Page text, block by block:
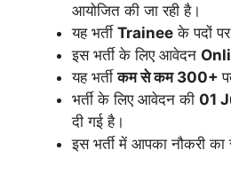
आयोजित की जा रही है।
यह भर्ती Trainee के पदों
इस भर्ती के लिए आवेदन
यह भर्तीकम से कम 300+
भर्ती के लिए आवेदन की 01
दी गई है।
इस भर्ती में आपका नौकरी का